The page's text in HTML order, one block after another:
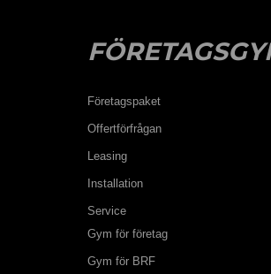
Företagspaket
Offertförfrågan
Leasing
Installation
Service
Gym för företag
Gym för BRF